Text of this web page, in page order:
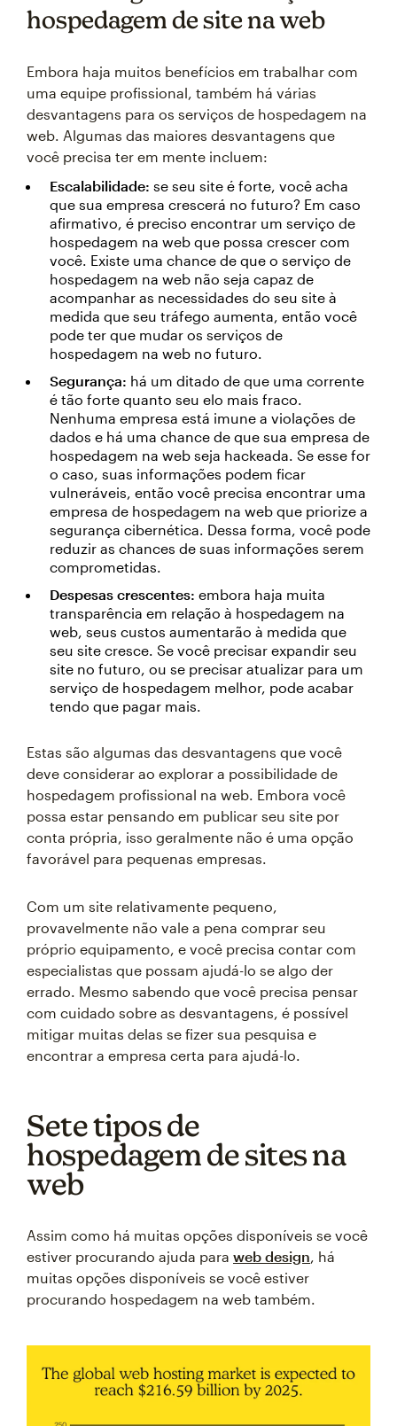
hospedagem de site na web
Embora haja muitos benefícios em trabalhar com
uma equipe profissional, também há várias
desvantagens para os serviços de hospedagem na
web. Algumas das maiores desvantagens que
você precisa ter em mente incluem:
Escalabilidade: se seu site é forte, você acha
que sua empresa crescerá no futuro? Em caso
afirmativo, é preciso encontrar um serviço de
hospedagem na web que possa crescer com
você. Existe uma chance de que o serviço de
hospedagem na web não seja capaz de
acompanhar as necessidades do seu site à
medida que seu tráfego aumenta, então você
pode ter que mudar os serviços de
hospedagem na web no futuro.
Segurança: há um ditado de que uma corrente
é tão forte quanto seu elo mais fraco.
Nenhuma empresa está imune a violações de
dados e há uma chance de que sua empresa de
hospedagem na web seja hackeada. Se esse for
o caso, suas informações podem ficar
vulneráveis, então você precisa encontrar uma
empresa de hospedagem na web que priorize a
segurança cibernética. Dessa forma, você pode
reduzir as chances de suas informações serem
comprometidas.
Despesas crescentes: embora haja muita
transparência em relação à hospedagem na
web, seus custos aumentarão à medida que
seu site cresce. Se você precisar expandir seu
site no futuro, ou se precisar atualizar para um
serviço de hospedagem melhor, pode acabar
tendo que pagar mais.
Estas são algumas das desvantagens que você
deve considerar ao explorar a possibilidade de
hospedagem profissional na web. Embora você
possa estar pensando em publicar seu site por
conta própria, isso geralmente não é uma opção
favorável para pequenas empresas.
Com um site relativamente pequeno,
provavelmente não vale a pena comprar seu
próprio equipamento, e você precisa contar com
especialistas que possam ajudá-lo se algo der
errado. Mesmo sabendo que você precisa pensar
com cuidado sobre as desvantagens, é possível
mitigar muitas delas se fizer sua pesquisa e
encontrar a empresa certa para ajudá-lo.
Sete tipos de
hospedagem de sites na
web
Assim como há muitas opções disponíveis se você
estiver procurando ajuda para web design , há
muitas opções disponíveis se você estiver
procurando hospedagem na web também.